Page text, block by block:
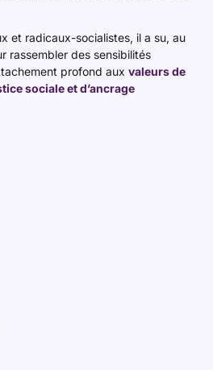
et radicaux-socialistes, il a su, au
rassembler des sensibilités
profond aux valeurs de
sociale et d’ancrage